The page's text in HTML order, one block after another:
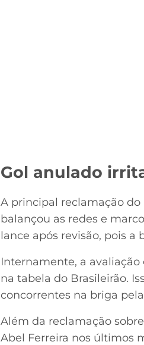
Gol anulado
A principal reclamação
balançou as redes e
lance após revisão, pois a
Internamente, a
na tabela do Brasileirão.
concorrentes na briga
Além da reclamação
Abel Ferreira nos últimos